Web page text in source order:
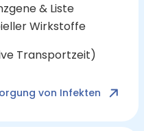
& Liste
Wirkstoffe
Transportzeit)
von Infekten